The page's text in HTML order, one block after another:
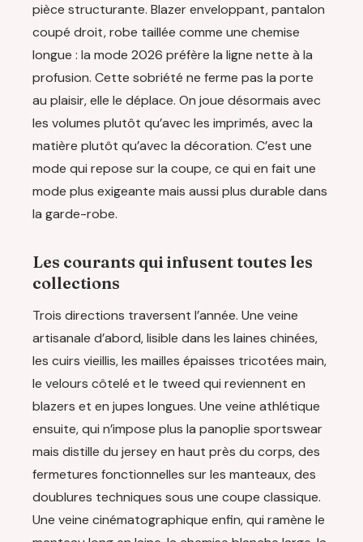
pièce structurante. Blazer enveloppant, pantalon
coupé droit, robe taillée comme une chemise
longue : la mode 2026 préfère la ligne nette à la
profusion. Cette sobriété ne ferme pas la porte
au plaisir, elle le déplace. On joue désormais avec
les volumes plutôt qu’avec les imprimés, avec la
matière plutôt qu’avec la décoration. C’est une
mode qui repose sur la coupe, ce qui en fait une
mode plus exigeante mais aussi plus durable dans
la garde-robe.
Les courants qui infusent toutes les
collections
Trois directions traversent l’année. Une veine
artisanale d’abord, lisible dans les laines chinées,
les cuirs vieillis, les mailles épaisses tricotées main,
le velours côtelé et le tweed qui reviennent en
blazers et en jupes longues. Une veine athlétique
ensuite, qui n’impose plus la panoplie sportswear
mais distille du jersey en haut près du corps, des
fermetures fonctionnelles sur les manteaux, des
doublures techniques sous une coupe classique.
Une veine cinématographique enfin, qui ramène le